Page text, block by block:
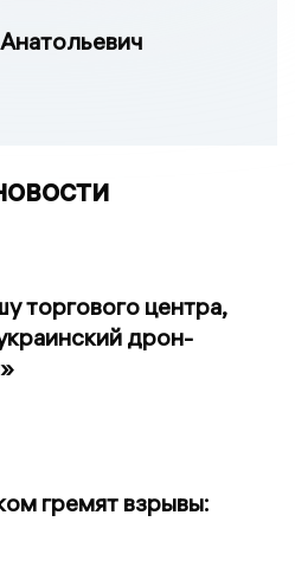
торгового центра,
дрон-
гремят взрывы: